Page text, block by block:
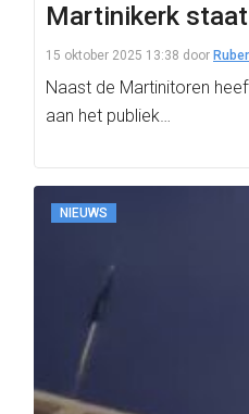
Martinikerk
15 oktober 2025 13:38 door
Naast de Martinitoren
aan het publiek…
NIEUWS